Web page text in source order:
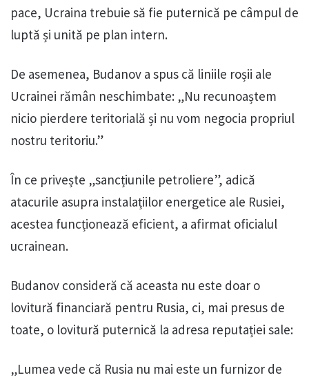
pace, Ucraina trebuie să fie puternică pe câmpul de
luptă și unită pe plan intern.
De asemenea, Budanov a spus că liniile roșii ale
Ucrainei rămân neschimbate: „Nu recunoaștem
nicio pierdere teritorială și nu vom negocia propriul
nostru teritoriu.”
În ce privește „sancțiunile petroliere”, adică
atacurile asupra instalațiilor energetice ale Rusiei,
acestea funcționează eficient, a afirmat oficialul
ucrainean.
Budanov consideră că aceasta nu este doar o
lovitură financiară pentru Rusia, ci, mai presus de
toate, o lovitură puternică la adresa reputației sale:
„Lumea vede că Rusia nu mai este un furnizor de